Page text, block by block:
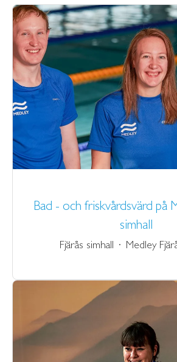
Bad - och friskvårdsvärd på
simhall
Fjärås simhall · Medley